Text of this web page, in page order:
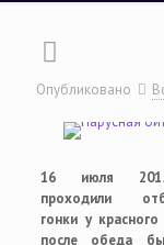
Опубликовано
16 июля
проходили
гонки у
после обеда